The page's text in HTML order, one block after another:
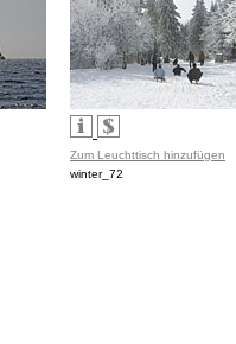
Zum Leuchttisch hinzufügen
winter_72